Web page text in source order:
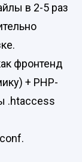
в 2-5 раз
фронтенд
+ PHP-
.htaccess